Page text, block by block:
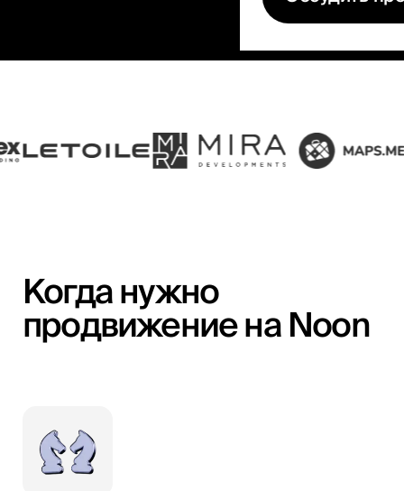
Когда нужно
продвижение на Noon